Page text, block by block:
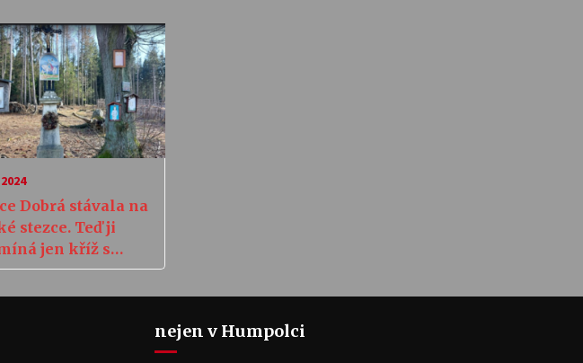
Dobrá stávala na
stezce. Teď ji
jen kříž s
svatého
nejen v Humpolci